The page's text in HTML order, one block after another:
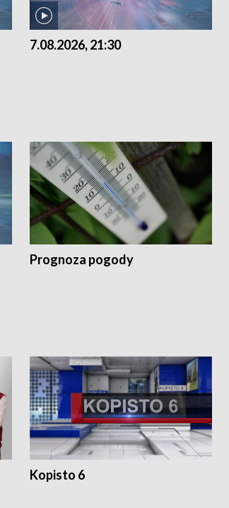
7.08.2026, 21:30
Prognoza pogody
Kopisto 6